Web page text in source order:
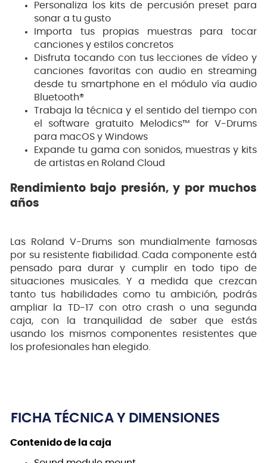
Personaliza los kits de percusión preset para
sonar a tu gusto
Importa tus propias muestras para tocar
canciones y estilos concretos
Disfruta tocando con tus lecciones de vídeo y
canciones favoritas con audio en streaming
desde tu smartphone en el módulo vía audio
Bluetooth®
Trabaja la técnica y el sentido del tiempo con
el software gratuito Melodics™ for V-Drums
para macOS y Windows
Expande tu gama con sonidos, muestras y kits
de artistas en Roland Cloud
Rendimiento bajo presión, y por muchos
años
Las Roland V-Drums son mundialmente famosas
por su resistente fiabilidad. Cada componente está
pensado para durar y cumplir en todo tipo de
situaciones musicales. Y a medida que crezcan
tanto tus habilidades como tu ambición, podrás
ampliar la TD-17 con otro crash o una segunda
caja, con la tranquilidad de saber que estás
usando los mismos componentes resistentes que
los profesionales han elegido.
FICHA TÉCNICA Y DIMENSIONES
Contenido de la caja